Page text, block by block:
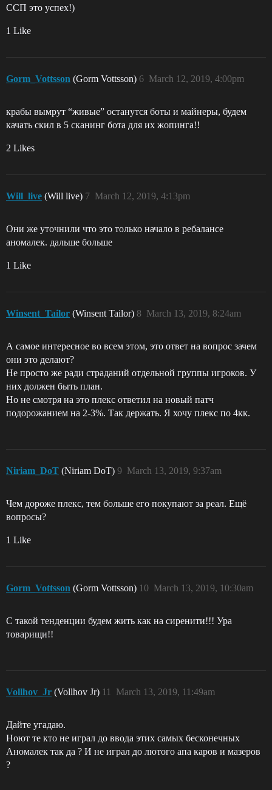
ССП это успех!)
1 Like
Gorm_Vottsson (Gorm Vottsson) March 12, 2019, 4:00pm
6
крабы вымрут “живые” останутся боты и майнеры, будем
качать скил в 5 сканинг бота для их жопинга!!
2 Likes
Will_live (Will live) March 12, 2019, 4:13pm
7
Они же уточнили что это только начало в ребалансе
аномалек. дальше больше
1 Like
Winsent_Tailor (Winsent Tailor) March 13, 2019, 8:24am
8
А самое интересное во всем этом, это ответ на вопрос зачем
они это делают?
Не просто же ради страданий отдельной группы игроков. У
них должен быть план.
Но не смотря на это плекс ответил на новый патч
подорожанием на 2-3%. Так держать. Я хочу плекс по 4кк.
Niriam_DoT (Niriam DoT) March 13, 2019, 9:37am
9
Чем дороже плекс, тем больше его покупают за реал. Ещё
вопросы?
1 Like
Gorm_Vottsson (Gorm Vottsson) March 13, 2019, 10:30am
10
С такой тенденции будем жить как на сиренити!!! Ура
товарищи!!
Vollhov_Jr (Vollhov Jr) March 13, 2019, 11:49am
11
Дайте угадаю.
Ноют те кто не играл до ввода этих самых бесконечных
Аномалек так да ? И не играл до лютого апа каров и мазеров
?